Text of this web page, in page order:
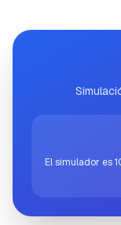
El simulador es